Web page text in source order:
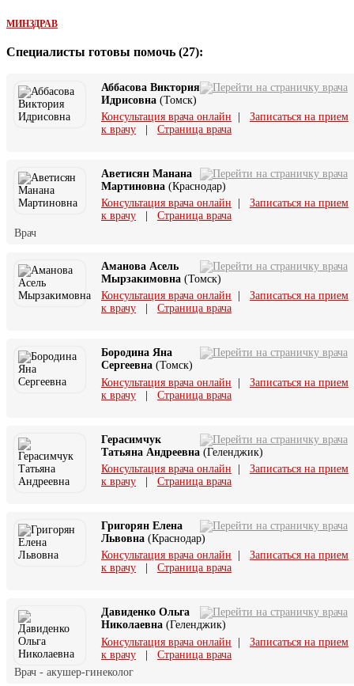
МИНЗДРАВ
Специалисты готовы помочь (27):
Аббасова Виктория
Идрисовна (Томск)
Консультация врача онлайн
Записаться на прием
к врачу
Страница врача
Аветисян Манана
Мартиновна (Краснодар)
Консультация врача онлайн
Записаться на прием
к врачу
Страница врача
Врач
Аманова Асель
Мырзакимовна (Томск)
Консультация врача онлайн
Записаться на прием
к врачу
Страница врача
Бородина Яна
Сергеевна (Томск)
Консультация врача онлайн | Записаться на прием
к врачу | Страница врача
Герасимчук
Татьяна Андреевна (Геленджик)
Консультация врача онлайн
Записаться на прием
к врачу
Страница врача
Григорян Елена
Львовна (Краснодар)
Консультация врача онлайн
Записаться на прием
к врачу
Страница врача
Давиденко Ольга
Николаевна (Геленджик)
Консультация врача онлайн | Записаться на прием
к врачу | Страница врача
Врач - акушер-гинеколог